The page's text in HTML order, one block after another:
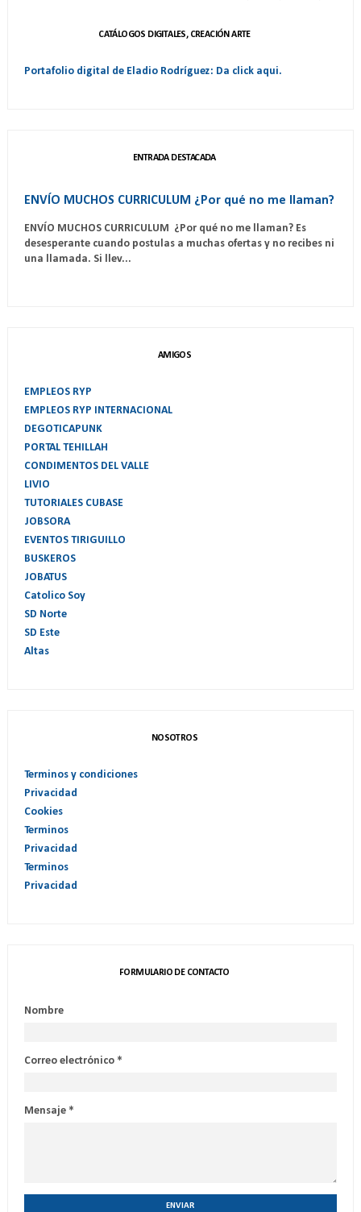
CATÁLOGOS DIGITALES, CREACIÓN ARTE
Portafolio digital de Eladio Rodríguez: Da click aqui.
ENTRADA DESTACADA
ENVÍO MUCHOS CURRICULUM ¿Por qué no me llaman?
ENVÍO MUCHOS CURRICULUM ¿Por qué no me llaman? Es
desesperante cuando postulas a muchas ofertas y no recibes ni
una llamada. Si llev...
AMIGOS
EMPLEOS RYP
EMPLEOS RYP INTERNACIONAL
DEGOTICAPUNK
PORTAL TEHILLAH
CONDIMENTOS DEL VALLE
LIVIO
TUTORIALES CUBASE
JOBSORA
EVENTOS TIRIGUILLO
BUSKEROS
JOBATUS
Catolico Soy
SD Norte
SD Este
Altas
NOSOTROS
Terminos y condiciones
Privacidad
Cookies
Terminos
Privacidad
Terminos
Privacidad
FORMULARIO DE CONTACTO
Nombre
Correo electrónico *
Mensaje *